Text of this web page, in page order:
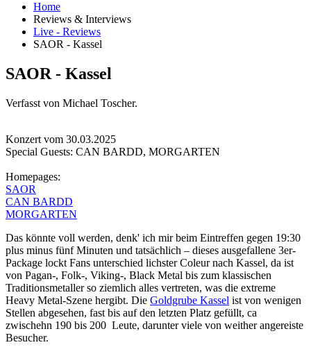
Home
Reviews & Interviews
Live - Reviews
SAOR - Kassel
SAOR - Kassel
Verfasst von Michael Toscher.
Konzert vom 30.03.2025
Special Guests: CAN BARDD, MORGARTEN
Homepages:
SAOR
CAN BARDD
MORGARTEN
Das könnte voll werden, denk' ich mir beim Eintreffen gegen 19:30
plus minus fünf Minuten und tatsächlich – dieses ausgefallene 3er-
Package lockt Fans unterschied lichster Coleur nach Kassel, da ist
von Pagan-, Folk-, Viking-, Black Metal bis zum klassischen
Traditionsmetaller so ziemlich alles vertreten, was die extreme
Heavy Metal-Szene hergibt. Die Goldgrube Kassel ist von wenigen
Stellen abgesehen, fast bis auf den letzten Platz gefüllt, ca
zwischehn 190 bis 200 Leute, darunter viele von weither angereiste
Besucher.